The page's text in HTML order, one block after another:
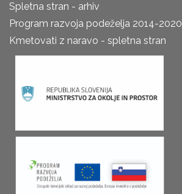
Spletna stran - arhiv
Program razvoja podeželja 2014-2020
Kmetovati z naravo - spletna stran